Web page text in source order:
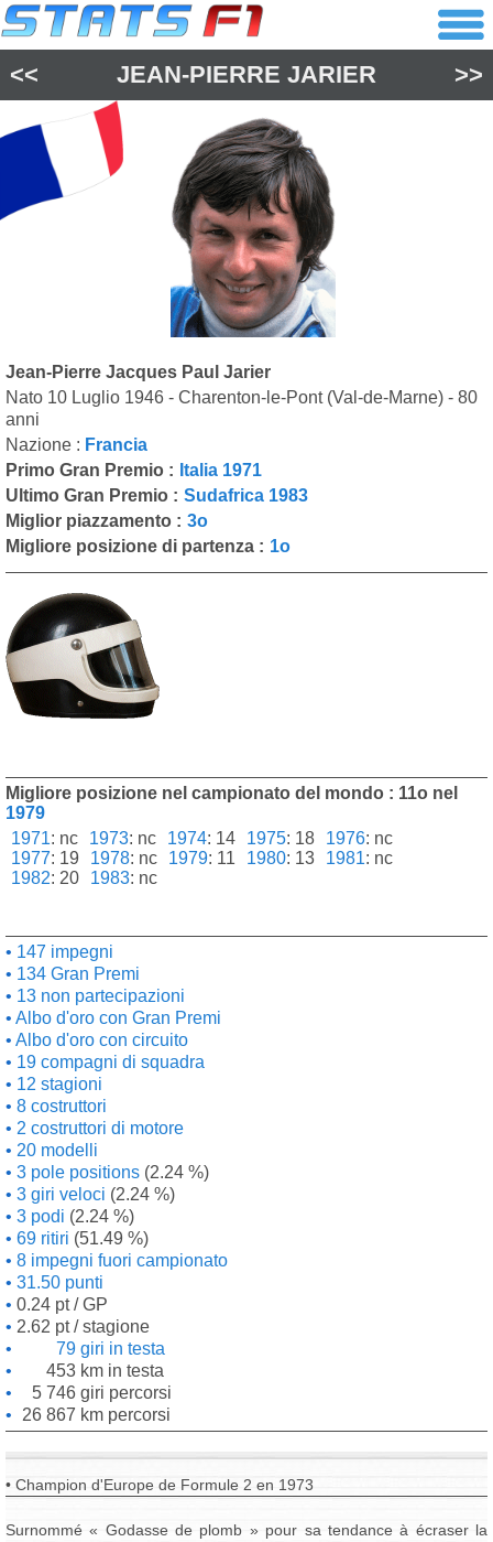
<< JEAN-PIERRE JARIER >>
Jean-Pierre Jacques Paul Jarier
Nato 10 Luglio 1946 - Charenton-le-Pont (Val-de-Marne) - 80
anni
Nazione : Francia
Primo Gran Premio : Italia 1971
Ultimo Gran Premio : Sudafrica 1983
Miglior piazzamento : 3o
Migliore posizione di partenza : 1o
Migliore posizione nel campionato del mondo : 11o nel
1979
1971: nc 1973: nc 1974: 14 1975: 18 1976: nc
1977: 19 1978: nc 1979: 11 1980: 13 1981: nc
1982: 20 1983: nc
147 impegni
134 Gran Premi
13 non partecipazioni
Albo d'oro con Gran Premi
Albo d'oro con circuito
19 compagni di squadra
12 stagioni
8 costruttori
2 costruttori di motore
20 modelli
3 pole positions (2.24 %)
3 giri veloci (2.24 %)
3 podi (2.24 %)
69 ritiri (51.49 %)
8 impegni fuori campionato
31.50 punti
0.24 pt / GP
2.62 pt / stagione
79 giri in testa
453 km in testa
5 746 giri percorsi
26 867 km percorsi
• Champion d'Europe de Formule 2 en 1973
Surnommé « Godasse de plomb » pour sa tendance à écraser la